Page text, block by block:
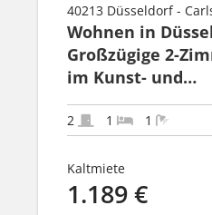
40213 Düsseldorf -
Wohnen in
Großzügige 2-
im Kunst- und
2 1 1
Kaltmiete
1.189 €